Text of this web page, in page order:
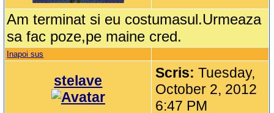
Am terminat si eu costumasul.Urmeaza
sa fac poze,pe maine cred.
Inapoi sus
stelave Scris:Tuesday,
October 2, 2012
6:47 PM